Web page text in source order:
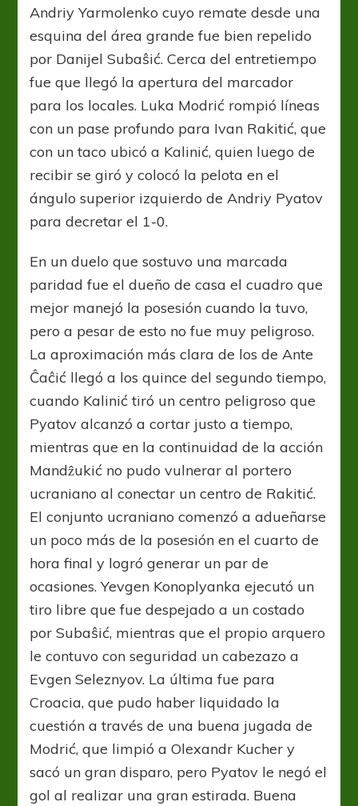
Andriy Yarmolenko cuyo remate desde una
esquina del área grande fue bien repelido
por Danijel Subaŝić. Cerca del entretiempo
fue que llegó la apertura del marcador
para los locales. Luka Modrić rompió líneas
con un pase profundo para Ivan Rakitić, que
con un taco ubicó a Kalinić, quien luego de
recibir se giró y colocó la pelota en el
ángulo superior izquierdo de Andriy Pyatov
para decretar el 1-0.
En un duelo que sostuvo una marcada
paridad fue el dueño de casa el cuadro que
mejor manejó la posesión cuando la tuvo,
pero a pesar de esto no fue muy peligroso.
La aproximación más clara de los de Ante
Ĉaĉić llegó a los quince del segundo tiempo,
cuando Kalinić tiró un centro peligroso que
Pyatov alcanzó a cortar justo a tiempo,
mientras que en la continuidad de la acción
Mandẑukić no pudo vulnerar al portero
ucraniano al conectar un centro de Rakitić.
El conjunto ucraniano comenzó a adueñarse
un poco más de la posesión en el cuarto de
hora final y logró generar un par de
ocasiones. Yevgen Konoplyanka ejecutó un
tiro libre que fue despejado a un costado
por Subaŝić, mientras que el propio arquero
le contuvo con seguridad un cabezazo a
Evgen Seleznyov. La última fue para
Croacia, que pudo haber liquidado la
cuestión a través de una buena jugada de
Modrić, que limpió a Olexandr Kucher y
sacó un gran disparo, pero Pyatov le negó el
gol al realizar una gran estirada. Buena